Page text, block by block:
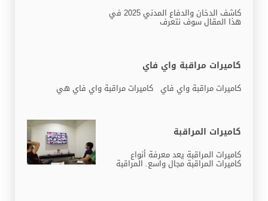
كاشف الدخان والدفاع المدني 2025 في
هذا المقال سوف نتعرف
كاميرات مراقبة واي فاي
كاميرات مراقبة واي فاي كاميرات مراقبة واي فاي هي
كاميرات المراقبة
كاميرات المراقبة يعد معرفة أنواع
كاميرات المراقبة مجال واسع. المراقبة